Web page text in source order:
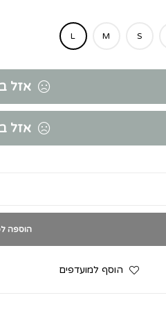
S
M
L
אזל
אזל
הוספה
הוסף למועדפים